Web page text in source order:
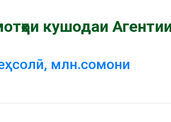
кушодаи
млн.сомони